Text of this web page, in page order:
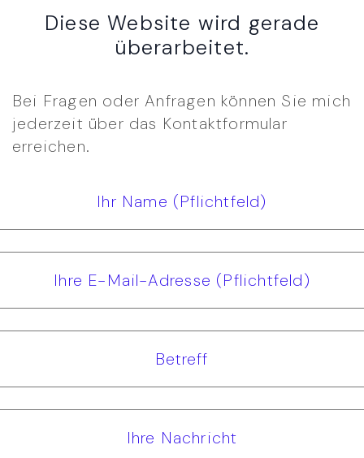
Diese Website wird gerade
überarbeitet.
Bei Fragen oder Anfragen können Sie mich
jederzeit über das Kontaktformular
erreichen.
Ihr Name (Pflichtfeld)
Ihre E-Mail-Adresse (Pflichtfeld)
Betreff
Ihre Nachricht